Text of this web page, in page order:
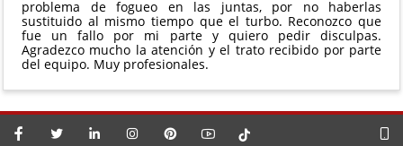
problema de fogueo en las juntas, por no haberlas
sustituido al mismo tiempo que el turbo. Reconozco que
fue un fallo por mi parte y quiero pedir disculpas.
Agradezco mucho la atención y el trato recibido por parte
del equipo. Muy profesionales.